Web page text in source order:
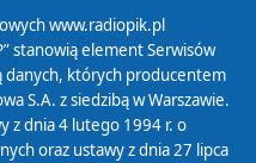
www.radiopik.pl
stanowią element Serwisów
danych, których producentem
S.A. z siedzibą w Warszawie.
z dnia 4 lutego 1994 r. o
oraz ustawy z dnia 27 lipca